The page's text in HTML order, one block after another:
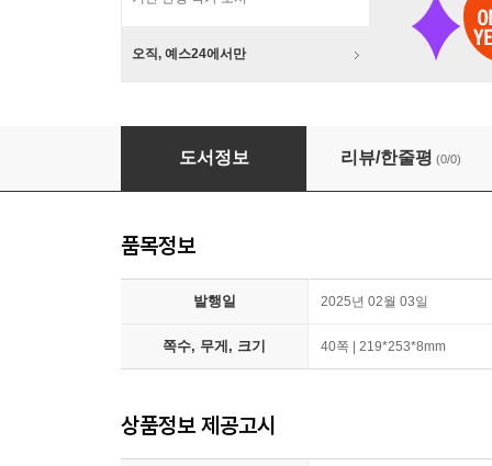
오직, 예스24에서만
4세-6세 마음씨앗 그림책 추천도서 5권 세트/
도서정보 리뷰/한줄평 (0/0)
품목정보
발행일 2025년 02월 03일
쪽수, 무게, 크기 40쪽 | 219*253*8mm
상품정보 제공고시